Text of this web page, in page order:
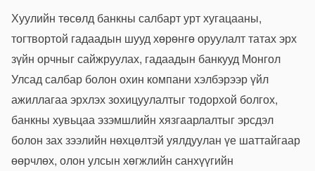
Хуулийн төсөлд банкны салбарт урт хугацааны,
тогтвортой гадаадын шууд хөрөнгө оруулалт татах эрх
зүйн орчныг сайжруулах, гадаадын банкууд Монгол
Улсад салбар болон охин компани хэлбэрээр үйл
ажиллагаа эрхлэх зохицуулалтыг тодорхой болгох,
банкны хувьцаа эзэмшлийн хязгаарлалтыг эрсдэл
болон зах зээлийн нөхцөлтэй уялдуулан үе шаттайгаар
өөрчлөх, олон улсын хөгжлийн санхүүгийн